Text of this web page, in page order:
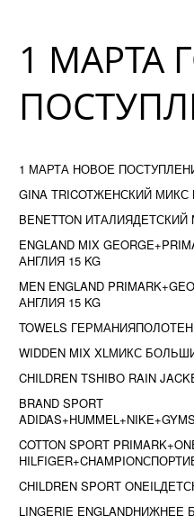
1 МАРТА
1 МАРТА НОВОЕ
GINA TRICOTЖЕНСКИЙ МИКС
BENETTON
ENGLAND MIX
АНГЛИЯ 15 KG
MEN ENGLAND
АНГЛИЯ 15 KG
TOWELS
WIDDEN MIX XLМИКС
CHILDREN TSHIBO RAIN
BRAND SPORT
COTTON SPORT
CHILDREN SPORT
LINGERIE ENGLANDНИЖНЕЕ